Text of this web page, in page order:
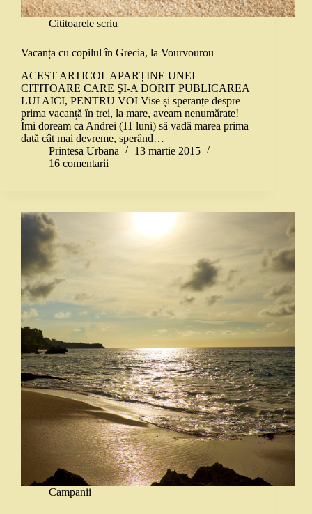
Cititoarele scriu
Vacanța cu copilul în Grecia, la Vourvourou
ACEST ARTICOL APARȚINE UNEI
CITITOARE CARE ŞI-A DORIT PUBLICAREA
LUI AICI, PENTRU VOI Vise și speranțe despre
prima vacanță în trei, la mare, aveam nenumărate!
Îmi doream ca Andrei (11 luni) să vadă marea prima
dată cât mai devreme, sperând…
Printesa Urbana
13 martie 2015
16 comentarii
Campanii